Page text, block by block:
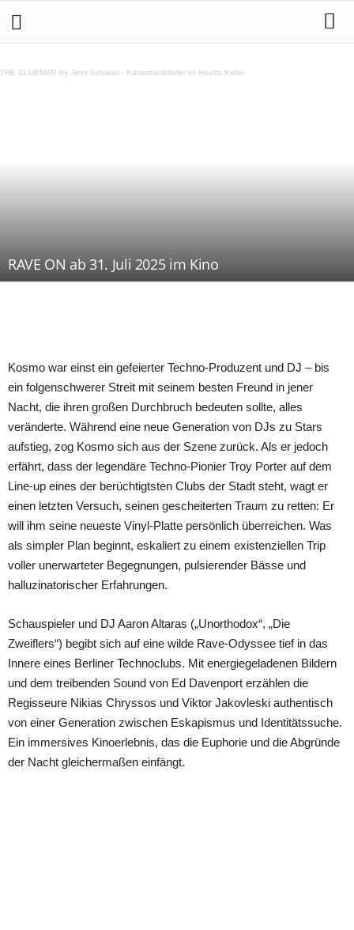
THE CLUBMAP by Jens Schwan · Kassettenkinder im House Keller
RAVE ON ab 31. Juli 2025 im Kino
Kosmo war einst ein gefeierter Techno-Produzent und DJ – bis
ein folgenschwerer Streit mit seinem besten Freund in jener
Nacht, die ihren großen Durchbruch bedeuten sollte, alles
veränderte. Während eine neue Generation von DJs zu Stars
aufstieg, zog Kosmo sich aus der Szene zurück. Als er jedoch
erfährt, dass der legendäre Techno-Pionier Troy Porter auf dem
Line-up eines der berüchtigtsten Clubs der Stadt steht, wagt er
einen letzten Versuch, seinen gescheiterten Traum zu retten: Er
will ihm seine neueste Vinyl-Platte persönlich überreichen. Was
als simpler Plan beginnt, eskaliert zu einem existenziellen Trip
voller unerwarteter Begegnungen, pulsierender Bässe und
halluzinatorischer Erfahrungen.
Schauspieler und DJ Aaron Altaras („Unorthodox“, „Die
Zweiflers“) begibt sich auf eine wilde Rave-Odyssee tief in das
Innere eines Berliner Technoclubs. Mit energiegeladenen Bildern
und dem treibenden Sound von Ed Davenport erzählen die
Regisseure Nikias Chryssos und Viktor Jakovleski authentisch
von einer Generation zwischen Eskapismus und Identitätssuche.
Ein immersives Kinoerlebnis, das die Euphorie und die Abgründe
der Nacht gleichermaßen einfängt.